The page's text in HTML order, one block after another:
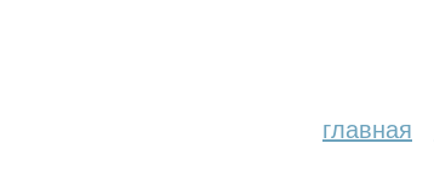
главная